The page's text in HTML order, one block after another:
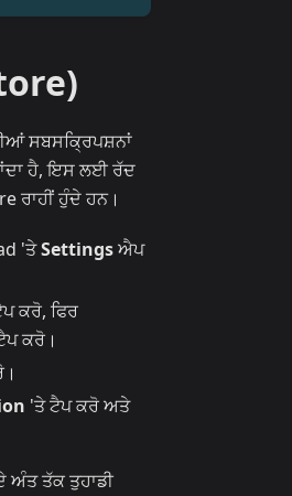
ਸਬਸਕ੍ਰਿਪਸ਼ਨਾਂ
ਹੈ, ਇਸ ਲਈ ਰੱਦ
ਰਾਹੀਂ ਹੁੰਦੇ ਹਨ।
'ਤੇSettingsਐਪ
ਕਰੋ, ਫਿਰ
ਕਰੋ।
'ਤੇ ਟੈਪ ਕਰੋ ਅਤੇ
ਅੰਤ ਤੱਕ ਤੁਹਾਡੀ